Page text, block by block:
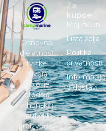
Osnovna
djelatnost
tvrtke
Nivera
d.o.o. je
prodaja
vrhunskih
nautičkih
proizvoda i
Za
kupce
Moj račun
Lista želja
Politika
privatnosti
Informacije
o dostavi